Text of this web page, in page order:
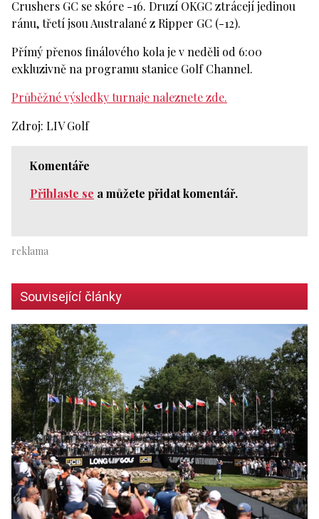
Crushers GC se skóre -16. Druzí OKGC ztrácejí jedinou
ránu, třetí jsou Australané z Ripper GC (-12).
Přímý přenos finálového kola je v neděli od 6:00
exkluzivně na programu stanice Golf Channel.
Průběžné výsledky turnaje naleznete zde.
Zdroj: LIV Golf
Komentáře
Přihlaste se a můžete přidat komentář.
Související články